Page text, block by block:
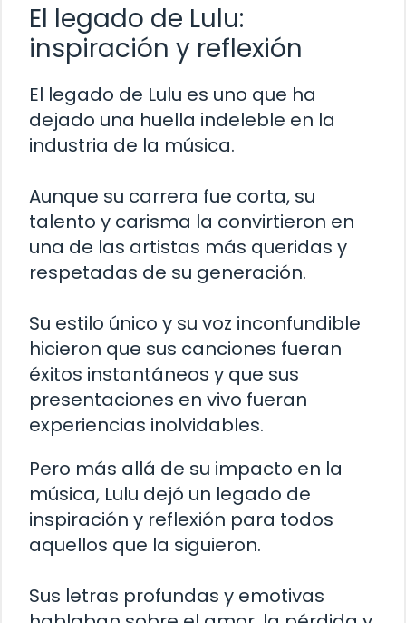
El legado de Lulu:
inspiración y reflexión
El legado de Lulu es uno que ha
dejado una huella indeleble en la
industria de la música.
Aunque su carrera fue corta, su
talento y carisma la convirtieron en
una de las artistas más queridas y
respetadas de su generación.
Su estilo único y su voz inconfundible
hicieron que sus canciones fueran
éxitos instantáneos y que sus
presentaciones en vivo fueran
experiencias inolvidables.
Pero más allá de su impacto en la
música, Lulu dejó un legado de
inspiración y reflexión para todos
aquellos que la siguieron.
Sus letras profundas y emotivas